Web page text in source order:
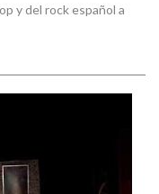
y del rock español a